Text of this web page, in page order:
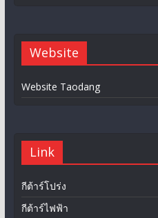
Website
Website Taodang
Link
กีต้าร์โปร่ง
กีต้าร์ไฟฟ้า